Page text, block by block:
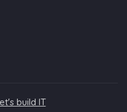
build IT